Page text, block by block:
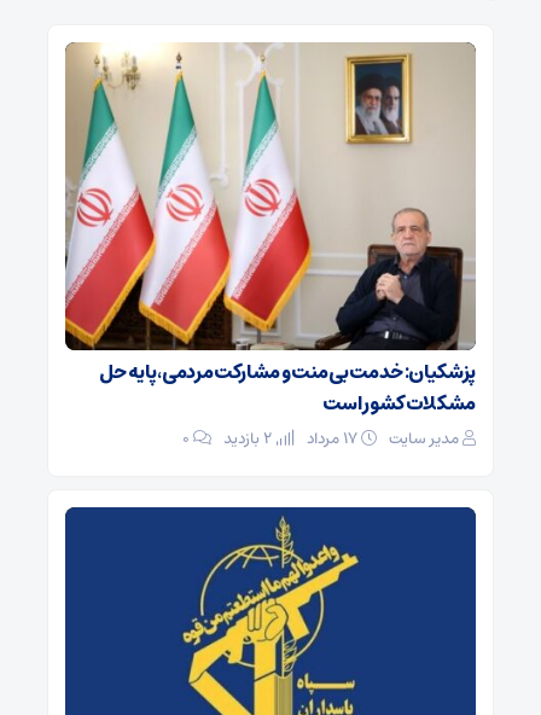
پزشکیان: خدمت بی‌منت و مشارکت مردمی، پایه حل
مشکلات کشور است
مدیر سایت ۰